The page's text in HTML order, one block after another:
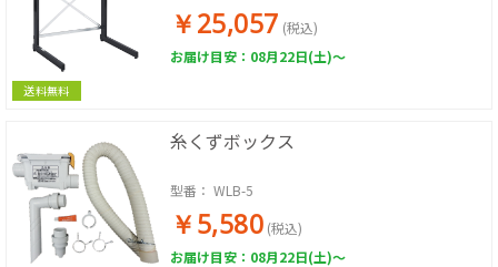
送料無料
￥25,057 (税込)
お届け目安：08月22日(土)～
糸くずボックス
型番： WLB-5
￥5,580 (税込)
お届け目安：08月22日(土)～